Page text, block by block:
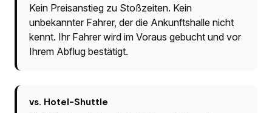
Kein Preisanstieg zu Stoßzeiten. Kein
unbekannter Fahrer, der die Ankunftshalle nicht
kennt. Ihr Fahrer wird im Voraus gebucht und vor
Ihrem Abflug bestätigt.
vs. Hotel-Shuttle